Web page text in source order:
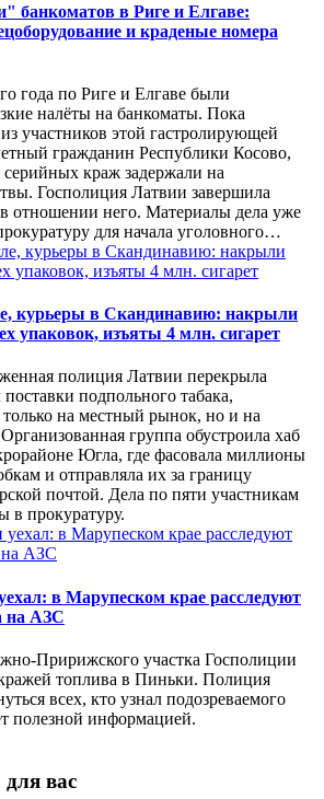
банкоматов в Риге и Елгаве:
и краденые номера
года по Риге и Елгаве были
налёты на банкоматы. Пока
участников этой гастролирующей
гражданин Республики Косово,
серийных краж задержали на
Госполиция Латвии завершила
в отношении него. Материалы дела уже
для начала уголовного…
курьеры в Скандинавию: накрыли
упаковок, изъяты 4 млн. сигарет
полиция Латвии перекрыла
подпольного табака,
на местный рынок, но и на
группа обустроила хаб
Югла, где фасовала миллионы
и отправляла их за границу
почтой. Дела по пяти участникам
в прокуратуру.
в Марупеском крае расследуют
на АЗС
Пририжского участка Госполиции
топлива в Пиньки. Полиция
всех, кто узнал подозреваемого
полезной информацией.
вас